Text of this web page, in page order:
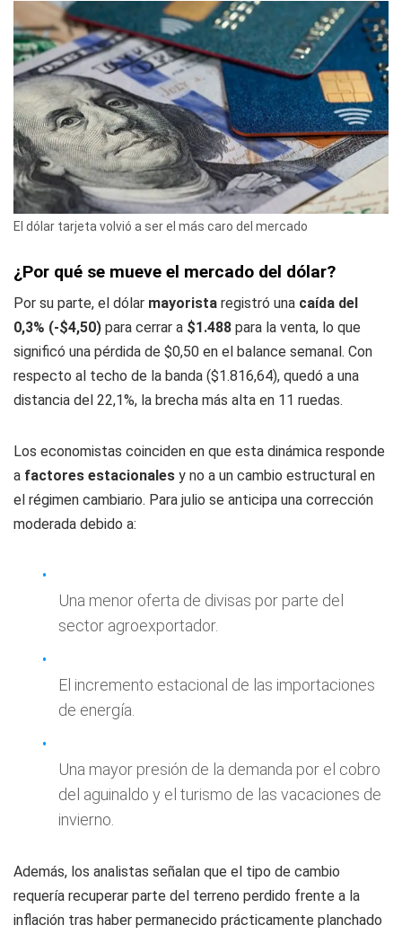
El dólar tarjeta volvió a ser el más caro del mercado
¿Por qué se mueve el mercado del dólar?
Por su parte, el dólar mayorista registró una caída del
0,3% (-$4,50) para cerrar a $1.488 para la venta, lo que
significó una pérdida de $0,50 en el balance semanal. Con
respecto al techo de la banda ($1.816,64), quedó a una
distancia del 22,1%, la brecha más alta en 11 ruedas.
Los economistas coinciden en que esta dinámica responde
a factores estacionales y no a un cambio estructural en
el régimen cambiario. Para julio se anticipa una corrección
moderada debido a:
Una menor oferta de divisas por parte del
sector agroexportador.
El incremento estacional de las importaciones
de energía.
Una mayor presión de la demanda por el cobro
del aguinaldo y el turismo de las vacaciones de
invierno.
Además, los analistas señalan que el tipo de cambio
requería recuperar parte del terreno perdido frente a la
inflación tras haber permanecido prácticamente planchado